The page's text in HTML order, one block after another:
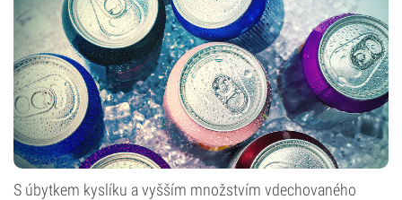
S úbytkem kyslíku a vyšším množstvím vdechovaného